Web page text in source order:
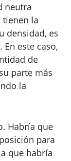
neutra
la
densidad, es
este caso,
de
parte más
la
Habría que
para
que habría